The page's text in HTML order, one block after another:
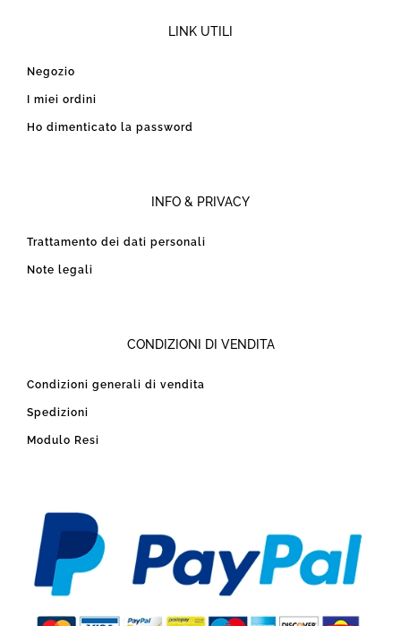
LINK UTILI
Negozio
I miei ordini
Ho dimenticato la password
INFO & PRIVACY
Trattamento dei dati personali
Note legali
CONDIZIONI DI VENDITA
Condizioni generali di vendita
Spedizioni
Modulo Resi